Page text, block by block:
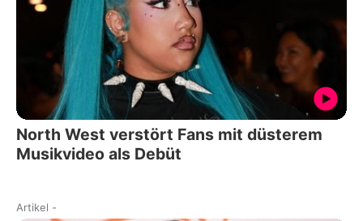
North West verstört Fans mit düsterem
Musikvideo als Debüt
Artikel -